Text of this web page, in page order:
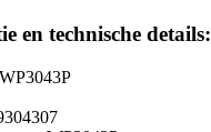
en technische details: